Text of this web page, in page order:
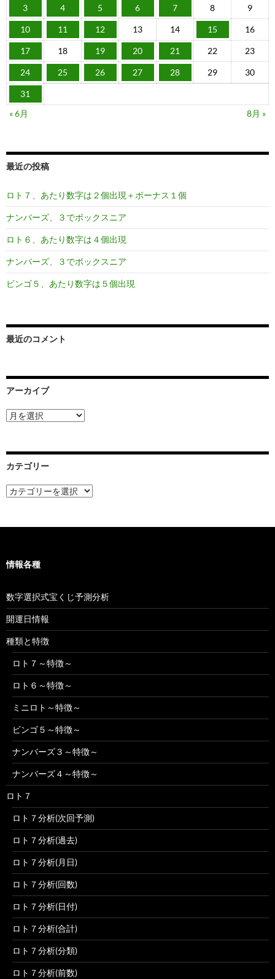
3 4 5 6 7 8 9
10 11 12 13 14 15 16
17 18 19 20 21 22 23
24 25 26 27 28 29 30
31
« 6月
8月 »
最近の投稿
ロト７、あたり数字は２個出現＋ボーナス１個
ナンバーズ、３でボックスニア
ロト６、あたり数字は４個出現
ナンバーズ、３でボックスニア
ビンゴ５、あたり数字は５個出現
最近のコメント
アーカイブ
ア
ー
ブ
カテゴリー
カ
テ
情報各種
数字選択式宝くじ予測分析
開運日情報
種類と特徴
ロト７～特徴～
ロト６～特徴～
ミニロト～特徴～
ビンゴ５～特徴～
ナンバーズ３～特徴～
ナンバーズ４～特徴～
ロト７
ロト７分析(次回予測)
ロト７分析(過去)
ロト７分析(月日)
ロト７分析(回数)
ロト７分析(日付)
ロト７分析(合計)
ロト７分析(分類)
ロト７分析(前数)